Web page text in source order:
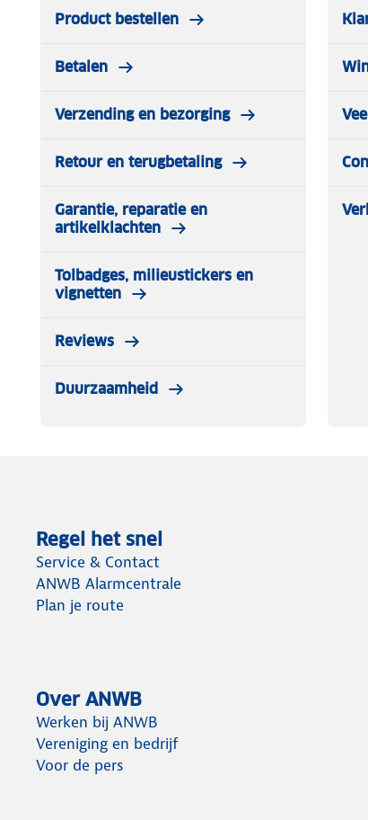
Product bestellen
Betalen
Verzending en bezorging
Retour en terugbetaling
Garantie, reparatie en
artikelklachten
Tolbadges, milieustickers en
vignetten
Reviews
Duurzaamheid
Regel het snel
Service & Contact
ANWB Alarmcentrale
Plan je route
Over ANWB
Werken bij ANWB
Vereniging en bedrijf
Voor de pers